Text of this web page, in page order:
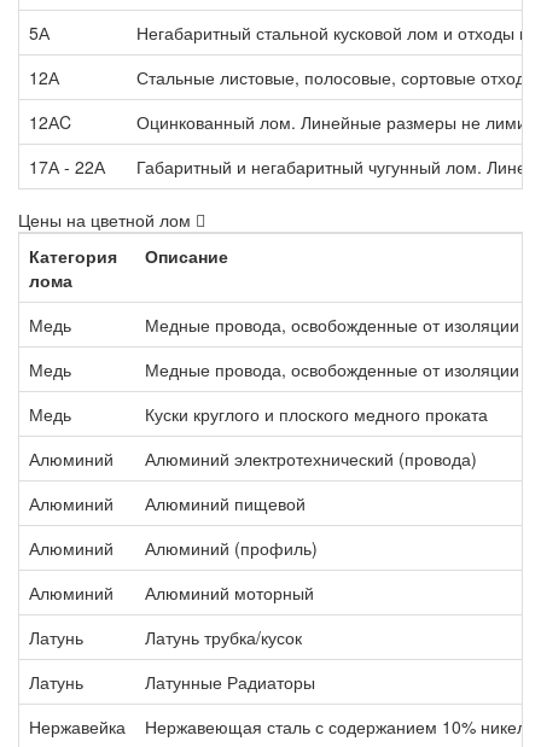
5А
Негабаритный стальной кусковой лом и
12А
Стальные листовые, полосовые, сортовые
12АC
Оцинкованный лом. Линейные размеры не
17А - 22А
Габаритный и негабаритный чугунный лом.
Цены на цветной лом
Категория
лома
Описание
Медь
Медные провода, освобожденные от изоляции
Медь
Медные провода, освобожденные от изоляции
Медь
Куски круглого и плоского медного проката
Алюминий
Алюминий электротехнический (провода)
Алюминий
Алюминий пищевой
Алюминий
Алюминий (профиль)
Алюминий
Алюминий моторный
Латунь
Латунь трубка/кусок
Латунь
Латунные Радиаторы
Нержавейка
Нержавеющая сталь с содержанием 10% никеля